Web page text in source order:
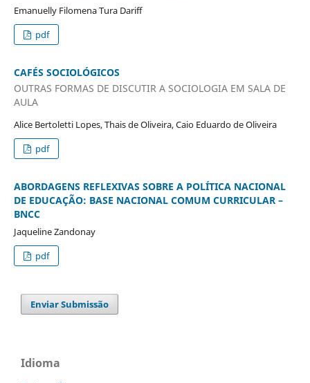
Emanuelly Filomena Tura Dariff
pdf
CAFÉS SOCIOLÓGICOS
OUTRAS FORMAS DE DISCUTIR A SOCIOLOGIA EM SALA DE
AULA
Alice Bertoletti Lopes, Thais de Oliveira, Caio Eduardo de Oliveira
pdf
ABORDAGENS REFLEXIVAS SOBRE A POLÍTICA NACIONAL
DE EDUCAÇÃO: BASE NACIONAL COMUM CURRICULAR –
BNCC
Jaqueline Zandonay
pdf
Enviar Submissão
Idioma